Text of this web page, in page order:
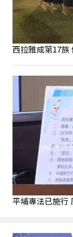
西拉雅成第17族
平埔專法已施行